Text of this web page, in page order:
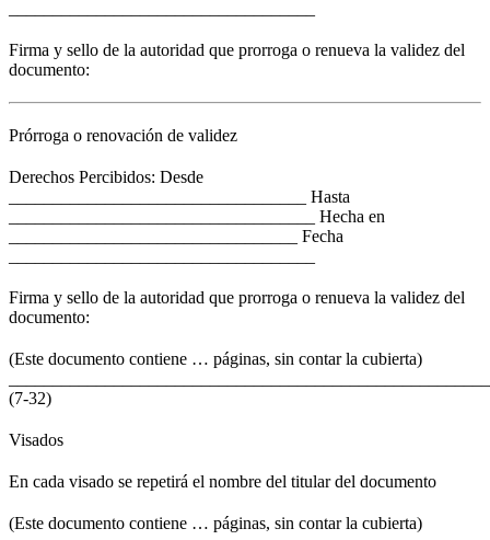
Firma y sello de la autoridad que prorroga o renueva la validez del
documento:
Prórroga o renovación de validez
Derechos Percibidos: Desde
__________________________________ Hasta
___________________________________ Hecha en
_________________________________ Fecha
Firma y sello de la autoridad que prorroga o renueva la validez del
documento:
(Este documento contiene … páginas, sin contar la cubierta)
(7-32)
Visados
En cada visado se repetirá el nombre del titular del documento
(Este documento contiene … páginas, sin contar la cubierta)